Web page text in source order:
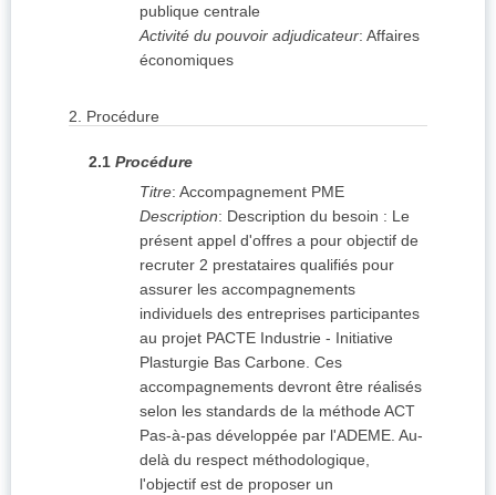
publique centrale
Activité du pouvoir adjudicateur: Affaires
économiques
2. Procédure
2.1 Procédure
Titre: Accompagnement PME
Description: Description du besoin : Le
présent appel d'offres a pour objectif de
recruter 2 prestataires qualifiés pour
assurer les accompagnements
individuels des entreprises participantes
au projet PACTE Industrie - Initiative
Plasturgie Bas Carbone. Ces
accompagnements devront être réalisés
selon les standards de la méthode ACT
Pas-à-pas développée par l'ADEME. Au-
delà du respect méthodologique,
l'objectif est de proposer un